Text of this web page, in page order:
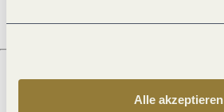
Alle akzeptieren
Was möchtest du als nächstes tun?